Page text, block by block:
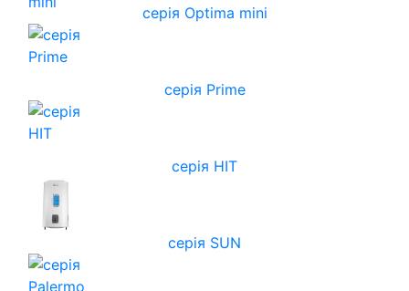
серія Optima mini
серія Prime
серія HIT
серія SUN